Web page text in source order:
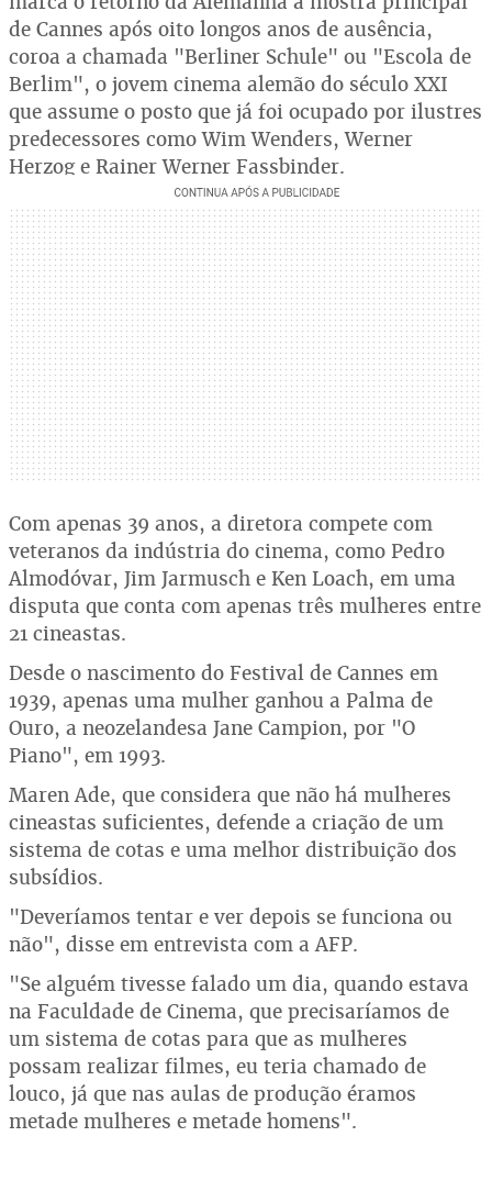
de Cannes após oito longos anos de ausência,
coroa a chamada "Berliner Schule" ou "Escola de
Berlim", o jovem cinema alemão do século XXI
que assume o posto que já foi ocupado por ilustres
predecessores como Wim Wenders, Werner
Herzog e Rainer Werner Fassbinder.
Com apenas 39 anos, a diretora compete com
veteranos da indústria do cinema, como Pedro
Almodóvar, Jim Jarmusch e Ken Loach, em uma
disputa que conta com apenas três mulheres entre
21 cineastas.
Desde o nascimento do Festival de Cannes em
1939, apenas uma mulher ganhou a Palma de
Ouro, a neozelandesa Jane Campion, por "O
Piano", em 1993.
Maren Ade, que considera que não há mulheres
cineastas suficientes, defende a criação de um
sistema de cotas e uma melhor distribuição dos
subsídios.
"Deveríamos tentar e ver depois se funciona ou
não", disse em entrevista com a AFP.
"Se alguém tivesse falado um dia, quando estava
na Faculdade de Cinema, que precisaríamos de
um sistema de cotas para que as mulheres
possam realizar filmes, eu teria chamado de
louco, já que nas aulas de produção éramos
metade mulheres e metade homens".